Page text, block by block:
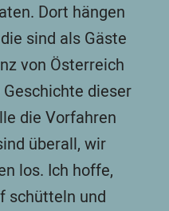
Dort hängen
sind als Gäste
von Österreich
dieser
die Vorfahren
überall, wir
los. Ich hoffe,
schütteln und